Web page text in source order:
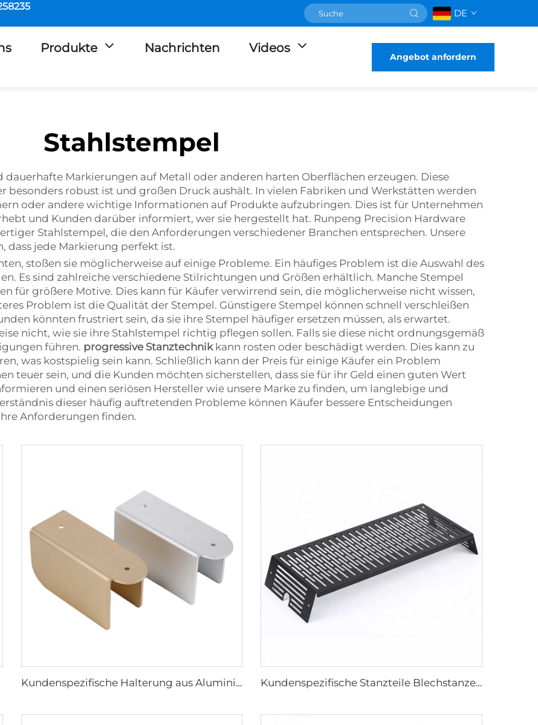
DE
Produkte Nachrichten
Videos
Angebot anfordern
Stahlstempel
Markierungen auf Metall oder anderen harten Oberflächen erzeugen. Diese
besonders robust ist und großen Druck aushält. In vielen Fabriken und Werkstätten werden
oder andere wichtige Informationen auf Produkte aufzubringen. Dies ist für Unternehmen
und Kunden darüber informiert, wer sie hergestellt hat. Runpeng Precision Hardware
Stahlstempel, die den Anforderungen verschiedener Branchen entsprechen. Unsere
dass jede Markierung perfekt ist.
stoßen sie möglicherweise auf einige Probleme. Ein häufiges Problem ist die Auswahl des
Es sind zahlreiche verschiedene Stilrichtungen und Größen erhältlich. Manche Stempel
für größere Motive. Dies kann für Käufer verwirrend sein, die möglicherweise nicht wissen,
Problem ist die Qualität der Stempel. Günstigere Stempel können schnell verschleißen
könnten frustriert sein, da sie ihre Stempel häufiger ersetzen müssen, als erwartet.
nicht, wie sie ihre Stahlstempel richtig pflegen sollen. Falls sie diese nicht ordnungsgemäß
führen. progressive Stanztechnik kann rosten oder beschädigt werden. Dies kann zu
was kostspielig sein kann. Schließlich kann der Preis für einige Käufer ein Problem
teuer sein, und die Kunden möchten sicherstellen, dass sie für ihr Geld einen guten Wert
und einen seriösen Hersteller wie unsere Marke zu finden, um langlebige und
dieser häufig auftretenden Probleme können Käufer bessere Entscheidungen
Anforderungen finden.
Kundenspezifische Halterung aus Aluminium und Edelstahl, pulverbeschichtete Stanzhalterung Kundenspezifische Stanzteile Blechstanzen Metallbearbeitung Stanzteile